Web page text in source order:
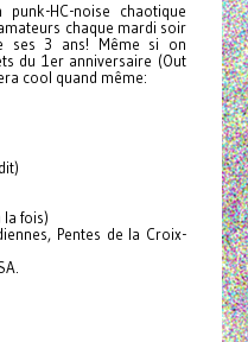
HC-noise chaotique
chaque mardi soir
ses 3 ans! Même si on
du 1er anniversaire (Out
cool quand même:
la fois)
Pentes de la Croix-